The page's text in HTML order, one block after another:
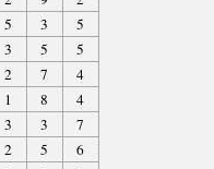
5 3
5
3 5
5
2 7
4
1 8
4
3 3
7
2 5
6